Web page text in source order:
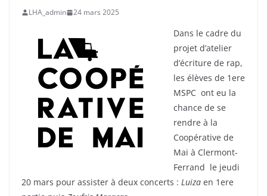
LHA_admin 24 mars 2025
Dans le cadre du
projet d’atelier
d’écriture de rap,
les élèves de 1ere
MSPC ont eu la
chance de se
rendre à la
Coopérative de
Mai à Clermont-
Ferrand le jeudi
20 mars pour assister à deux concerts : Luiza en 1ere